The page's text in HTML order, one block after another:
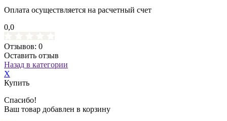
Оплата осуществляется на расчетный счет
0,0
Отзывов: 0
Оставить отзыв
Назад в категории
X
Купить
Спасибо!
Ваш товар добавлен в корзину